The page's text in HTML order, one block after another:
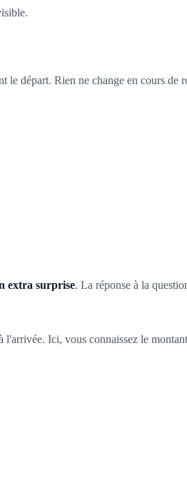
départ. Rien ne change en cours de
extra surprise. La réponse à la
Ici, vous connaissez le